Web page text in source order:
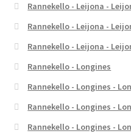
Rannekello - Leijona -
Rannekello - Leijona -
Rannekello - Leijona -
Rannekello - Longines
Rannekello - Longines -
Rannekello - Longines -
Rannekello - Longines -